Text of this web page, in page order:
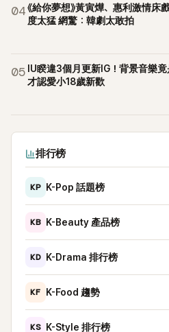
04《給你夢想》黃寅燁、惠利激情床
度太猛 網驚：韓劇太敢拍
05 IU睽違3個月更新IG！背景音樂
才認愛小18歲新歡
排行榜
KP K-Pop 話題榜
KB K-Beauty 產品榜
KD K-Drama 排行榜
KF K-Food 趨勢
KS K-Style 排行榜